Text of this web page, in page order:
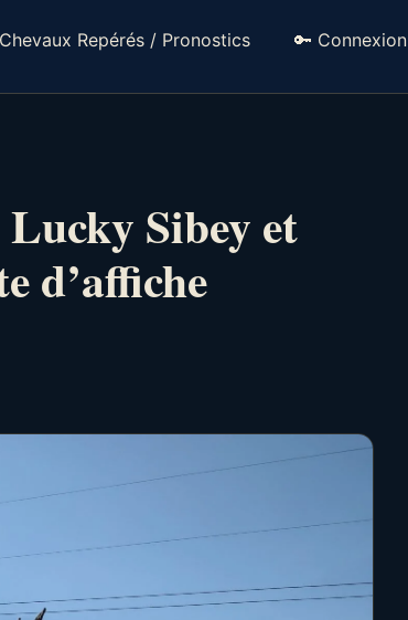
Chevaux Repérés / Pronostics 🔑 Connexion
Sibey et
d’affiche